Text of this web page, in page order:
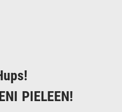
PIELEEN!